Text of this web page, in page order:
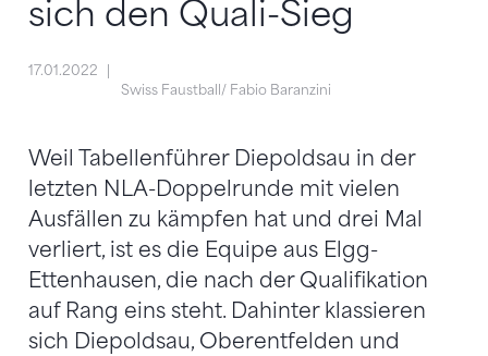
sich den Quali-Sieg
17.01.2022
Swiss Faustball/ Fabio Baranzini
Weil Tabellenführer Diepoldsau in der
letzten NLA-Doppelrunde mit vielen
Ausfällen zu kämpfen hat und drei Mal
verliert, ist es die Equipe aus Elgg-
Ettenhausen, die nach der Qualifikation
auf Rang eins steht. Dahinter klassieren
sich Diepoldsau, Oberentfelden und